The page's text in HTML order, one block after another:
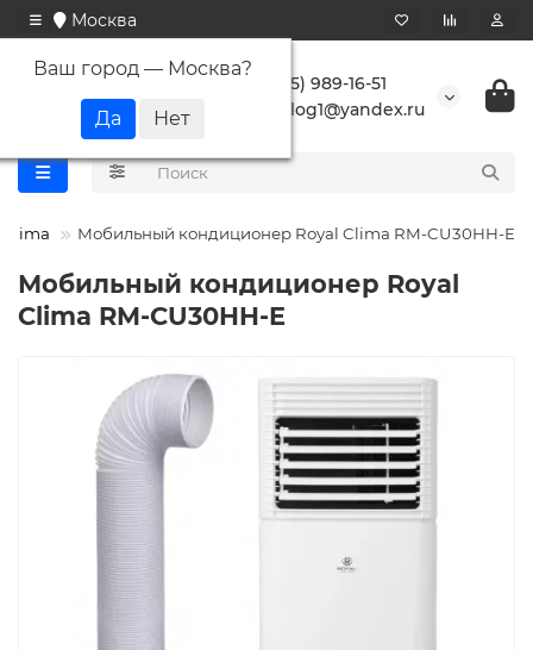
Москва
Ваш город — Москва?
+7 (495) 989-16-51
buranlog1@yandex.ru
Clima Мобильный кондиционер Royal Clima RM-CU30HH-E
Мобильный кондиционер Royal
Clima RM-CU30HH-E